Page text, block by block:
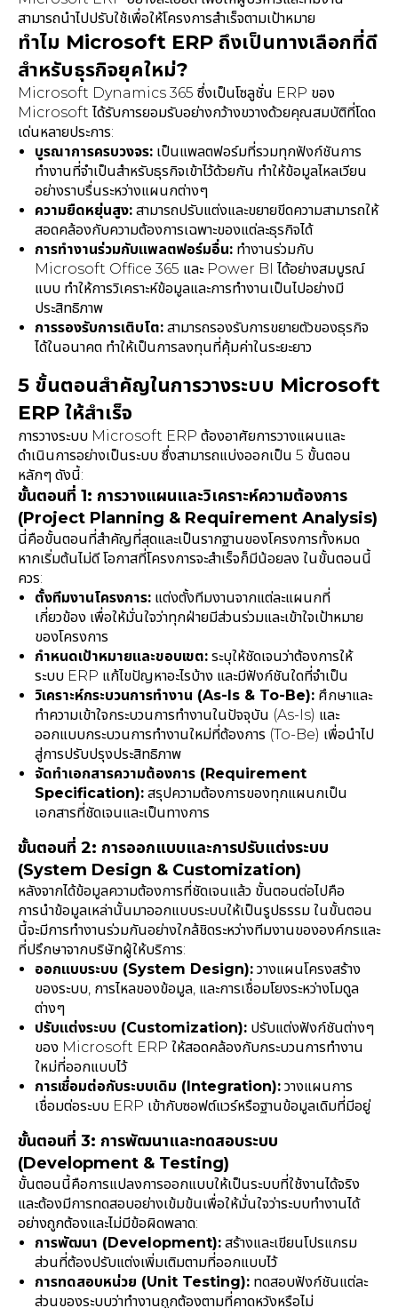
สามารถนำไปปรับใช้เพื่อให้โครงการสำเร็จตามเป้าหมาย
ทำไม Microsoft ERP ถึงเป็นทางเลือกที่ดี
สำหรับธุรกิจยุคใหม่?
Microsoft Dynamics 365 ซึ่งเป็นโซลูชั่น ERP ของ
Microsoft ได้รับการยอมรับอย่างกว้างขวางด้วยคุณสมบัติที่โดด
เด่นหลายประการ:
บูรณาการครบวงจร: เป็นแพลตฟอร์มที่รวมทุกฟังก์ชันการ
ทำงานที่จำเป็นสำหรับธุรกิจเข้าไว้ด้วยกัน ทำให้ข้อมูลไหลเวียน
อย่างราบรื่นระหว่างแผนกต่างๆ
ความยืดหยุ่นสูง: สามารถปรับแต่งและขยายขีดความสามารถให้
สอดคล้องกับความต้องการเฉพาะของแต่ละธุรกิจได้
การทำงานร่วมกับแพลตฟอร์มอื่น: ทำงานร่วมกับ
Microsoft Office 365 และ Power BI ได้อย่างสมบูรณ์
แบบ ทำให้การวิเคราะห์ข้อมูลและการทำงานเป็นไปอย่างมี
ประสิทธิภาพ
การรองรับการเติบโต: สามารถรองรับการขยายตัวของธุรกิจ
ได้ในอนาคต ทำให้เป็นการลงทุนที่คุ้มค่าในระยะยาว
5 ขั้นตอนสำคัญในการวางระบบ Microsoft
ERP ให้สำเร็จ
การวางระบบ Microsoft ERP ต้องอาศัยการวางแผนและ
ดำเนินการอย่างเป็นระบบ ซึ่งสามารถแบ่งออกเป็น 5 ขั้นตอน
หลักๆ ดังนี้:
ขั้นตอนที่ 1: การวางแผนและวิเคราะห์ความต้องการ
(Project Planning & Requirement Analysis)
นี่คือขั้นตอนที่สำคัญที่สุดและเป็นรากฐานของโครงการทั้งหมด
หากเริ่มต้นไม่ดี โอกาสที่โครงการจะสำเร็จก็มีน้อยลง ในขั้นตอนนี้
ควร:
ตั้งทีมงานโครงการ: แต่งตั้งทีมงานจากแต่ละแผนกที่
เกี่ยวข้อง เพื่อให้มั่นใจว่าทุกฝ่ายมีส่วนร่วมและเข้าใจเป้าหมาย
ของโครงการ
กำหนดเป้าหมายและขอบเขต: ระบุให้ชัดเจนว่าต้องการให้
ระบบ ERP แก้ไขปัญหาอะไรบ้าง และมีฟังก์ชันใดที่จำเป็น
วิเคราะห์กระบวนการทำงาน (As-Is & To-Be): ศึกษาและ
ทำความเข้าใจกระบวนการทำงานในปัจจุบัน (As-Is) และ
ออกแบบกระบวนการทำงานใหม่ที่ต้องการ (To-Be) เพื่อนำไป
สู่การปรับปรุงประสิทธิภาพ
จัดทำเอกสารความต้องการ (Requirement
Specification): สรุปความต้องการของทุกแผนกเป็น
เอกสารที่ชัดเจนและเป็นทางการ
ขั้นตอนที่ 2: การออกแบบและการปรับแต่งระบบ
(System Design & Customization)
หลังจากได้ข้อมูลความต้องการที่ชัดเจนแล้ว ขั้นตอนต่อไปคือ
การนำข้อมูลเหล่านั้นมาออกแบบระบบให้เป็นรูปธรรม ในขั้นตอน
นี้จะมีการทำงานร่วมกันอย่างใกล้ชิดระหว่างทีมงานขององค์กรและ
ที่ปรึกษาจากบริษัทผู้ให้บริการ:
ออกแบบระบบ (System Design): วางแผนโครงสร้าง
ของระบบ, การไหลของข้อมูล, และการเชื่อมโยงระหว่างโมดูล
ต่างๆ
ปรับแต่งระบบ (Customization): ปรับแต่งฟังก์ชันต่างๆ
ของ Microsoft ERP ให้สอดคล้องกับกระบวนการทำงาน
ใหม่ที่ออกแบบไว้
การเชื่อมต่อกับระบบเดิม (Integration): วางแผนการ
เชื่อมต่อระบบ ERP เข้ากับซอฟต์แวร์หรือฐานข้อมูลเดิมที่มีอยู่
ขั้นตอนที่ 3: การพัฒนาและทดสอบระบบ
(Development & Testing)
ขั้นตอนนี้คือการแปลงการออกแบบให้เป็นระบบที่ใช้งานได้จริง
และต้องมีการทดสอบอย่างเข้มข้นเพื่อให้มั่นใจว่าระบบทำงานได้
อย่างถูกต้องและไม่มีข้อผิดพลาด:
การพัฒนา (Development): สร้างและเขียนโปรแกรม
ส่วนที่ต้องปรับแต่งเพิ่มเติมตามที่ออกแบบไว้
การทดสอบหน่วย (Unit Testing): ทดสอบฟังก์ชันแต่ละ
ส่วนของระบบว่าทำงานถูกต้องตามที่คาดหวังหรือไม่